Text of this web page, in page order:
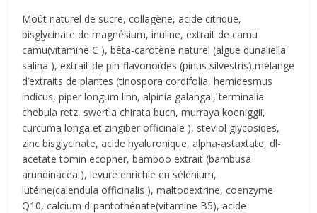
Moût naturel de sucre, collagène, acide citrique,
bisglycinate de magnésium, inuline, extrait de camu
camu(vitamine C ), bêta-carotène naturel (algue dunaliella
salina ), extrait de pin-flavonoïdes (pinus silvestris),mélange
d’extraits de plantes (tinospora cordifolia, hemidesmus
indicus, piper longum linn, alpinia galangal, terminalia
chebula retz, swertia chirata buch, murraya koeniggii,
curcuma longa et zingiber officinale ), steviol glycosides,
zinc bisglycinate, acide hyaluronique, alpha-astaxtate, dl-
acetate tomin ecopher, bamboo extrait (bambusa
arundinacea ), levure enrichie en sélénium,
lutéine(calendula officinalis ), maltodextrine, coenzyme
Q10, calcium d-pantothénate(vitamine B5), acide